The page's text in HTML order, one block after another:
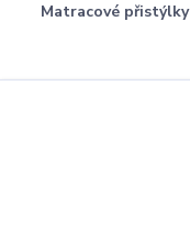
Matracové přistýlky